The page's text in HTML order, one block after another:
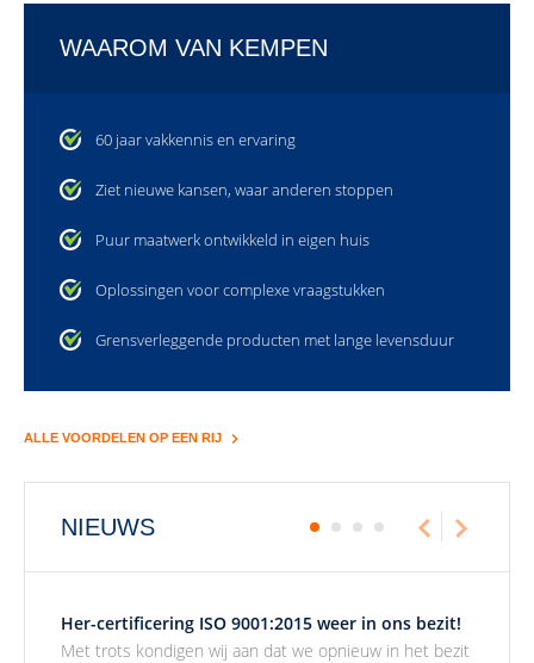
WAAROM VAN KEMPEN
60 jaar vakkennis en ervaring
Ziet nieuwe kansen, waar anderen stoppen
Puur maatwerk ontwikkeld in eigen huis
Oplossingen voor complexe vraagstukken
Grensverleggende producten met lange levensduur
ALLE VOORDELEN OP EEN RIJ
NIEUWS
Her-certificering ISO 9001:2015 weer in ons bezit!
Met trots kondigen wij aan dat we opnieuw in het bezit